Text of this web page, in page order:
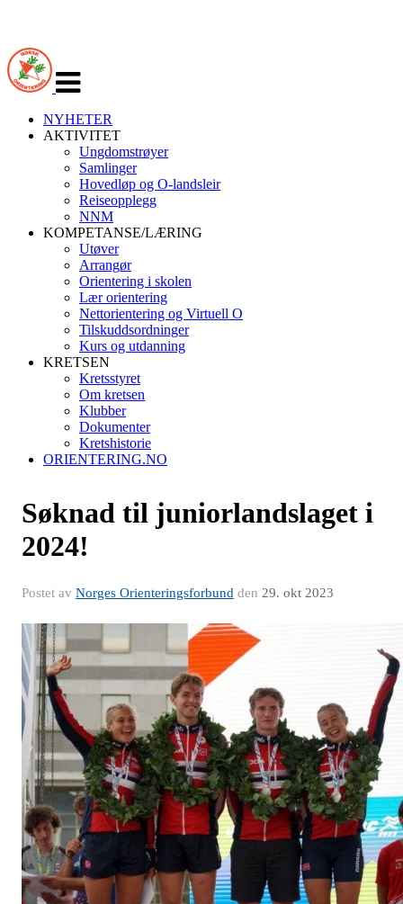
navigasjon
NYHETER
AKTIVITET
Ungdomstrøyer
Samlinger
Hovedløp og O-landsleir
Reiseopplegg
NNM
KOMPETANSE/LÆRING
Utøver
Arrangør
Orientering i skolen
Lær orientering
Nettorientering og Virtuell O
Tilskuddsordninger
Kurs og utdanning
KRETSEN
Kretsstyret
Om kretsen
Klubber
Dokumenter
Kretshistorie
ORIENTERING.NO
Søknad til juniorlandslaget i
2024!
Postet av Norges Orienteringsforbund den 29. okt 2023